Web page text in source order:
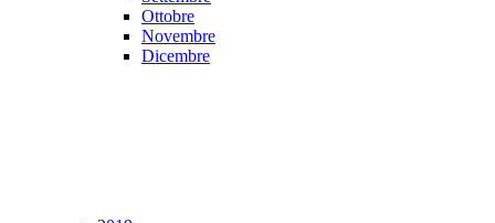
Ottobre
Novembre
Dicembre